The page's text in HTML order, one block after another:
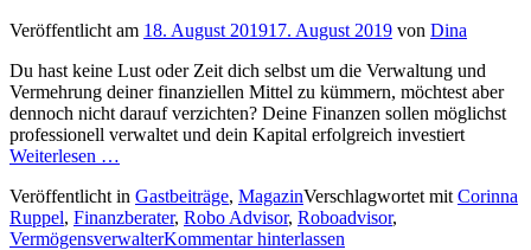
Veröffentlicht am 18. August 201917. August 2019 von Dina
Du hast keine Lust oder Zeit dich selbst um die Verwaltung und
Vermehrung deiner finanziellen Mittel zu kümmern, möchtest aber
dennoch nicht darauf verzichten? Deine Finanzen sollen möglichst
professionell verwaltet und dein Kapital erfolgreich investiert
Weiterlesen …
Veröffentlicht in Gastbeiträge, MagazinVerschlagwortet mit Corinna
Ruppel, Finanzberater, Robo Advisor, Roboadvisor,
VermögensverwalterKommentar hinterlassen